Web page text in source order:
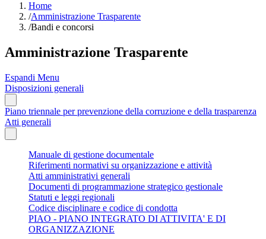
Home
/Amministrazione Trasparente
/Bandi e concorsi
Amministrazione Trasparente
Espandi Menu
Disposizioni generali
Piano triennale per prevenzione della corruzione e della trasparenza
Atti generali
Manuale di gestione documentale
Riferimenti normativi su organizzazione e attività
Atti amministrativi generali
Documenti di programmazione strategico gestionale
Statuti e leggi regionali
Codice disciplinare e codice di condotta
PIAO - PIANO INTEGRATO DI ATTIVITA' E DI
ORGANIZZAZIONE